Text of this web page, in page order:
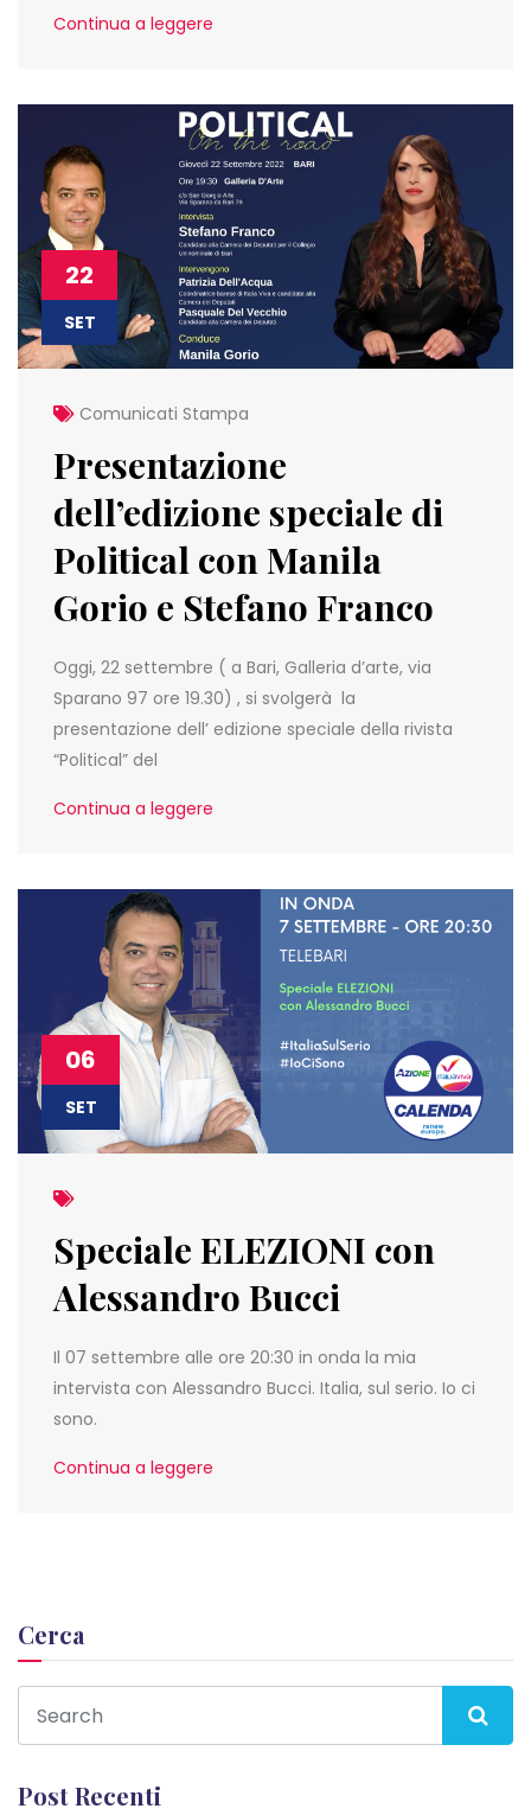
Continua a leggere
22
SET
Comunicati Stampa
Presentazione
dell’edizione speciale di
Political con Manila
Gorio e Stefano Franco
Oggi, 22 settembre ( a Bari, Galleria d’arte, via
Sparano 97 ore 19.30) , si svolgerà la
presentazione dell’ edizione speciale della rivista
“Political” del
Continua a leggere
06
SET
Speciale ELEZIONI con
Alessandro Bucci
Il 07 settembre alle ore 20:30 in onda la mia
intervista con Alessandro Bucci. Italia, sul serio. Io ci
sono.
Continua a leggere
Cerca
Post Recenti